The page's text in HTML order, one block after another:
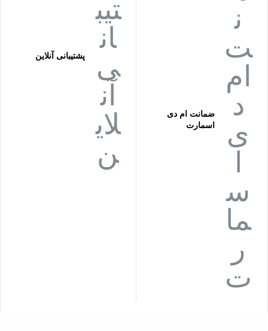
ضمانت ام دی
اسمارت
پشتیبانی آنلاین